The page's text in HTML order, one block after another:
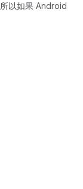
以如果 Android